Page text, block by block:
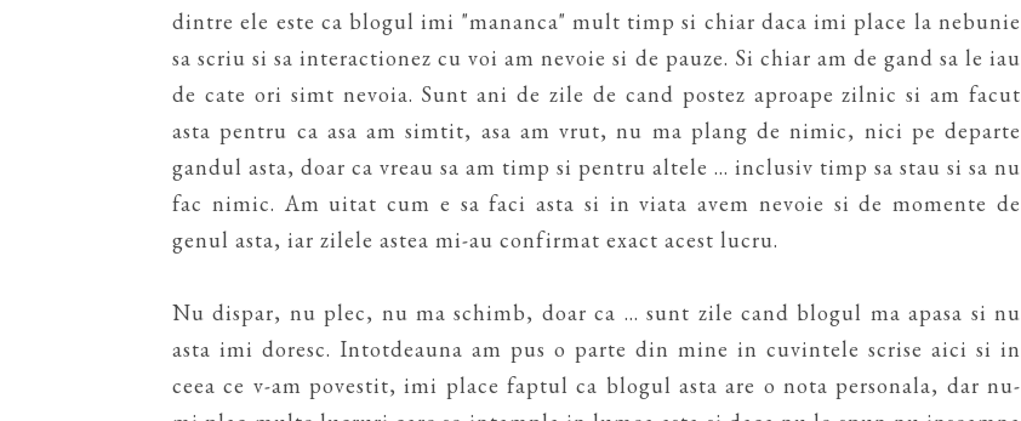
dintre ele este ca blogul imi "mananca" mult timp si chiar daca imi place la nebunie
sa scriu si sa interactionez cu voi am nevoie si de pauze. Si chiar am de gand sa le iau
de cate ori simt nevoia. Sunt ani de zile de cand postez aproape zilnic si am facut
asta pentru ca asa am simtit, asa am vrut, nu ma plang de nimic, nici pe departe
gandul asta, doar ca vreau sa am timp si pentru altele ... inclusiv timp sa stau si sa nu
fac nimic. Am uitat cum e sa faci asta si in viata avem nevoie si de momente de
genul asta, iar zilele astea mi-au confirmat exact acest lucru.
Nu dispar, nu plec, nu ma schimb, doar ca ... sunt zile cand blogul ma apasa si nu
asta imi doresc. Intotdeauna am pus o parte din mine in cuvintele scrise aici si in
ceea ce v-am povestit, imi place faptul ca blogul asta are o nota personala, dar nu-